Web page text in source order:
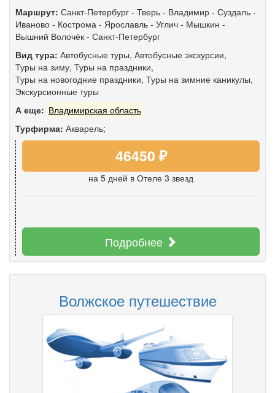
Маршрут: Санкт-Петербург - Тверь - Владимир - Суздаль -
Иваново - Кострома - Ярославль - Углич - Мышкин -
Вышний Волочёк - Санкт-Петербург
Вид тура: Автобусные туры, Автобусные экскурсии,
Туры на зиму, Туры на праздники,
Туры на новогодние праздники, Туры на зимние каникулы,
Экскурсионные туры
А еще: Владимирская область
Турфирма: Акварель;
46450 ₽
на 5 дней в Отеле 3 звезд
Подробнее
Волжское путешествие